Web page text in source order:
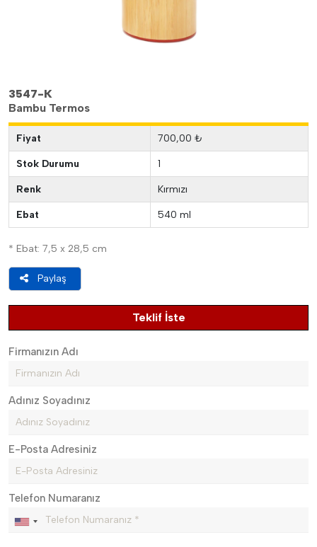
3547-K
Bambu Termos
Fiyat 700,00 ₺
Stok Durumu 1
Renk Kırmızı
Ebat 540 ml
* Ebat: 7,5 x 28,5 cm
Paylaş
Teklif İste
Firmanızın Adı
Adınız Soyadınız
E-Posta Adresiniz
Telefon Numaranız